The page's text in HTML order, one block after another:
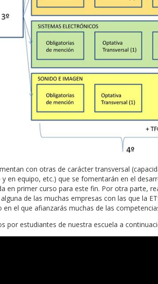
con otras de carácter transversal
en equipo, etc.) que se fomentarán en el
en primer curso para este fin. Por otra parte,
de las muchas empresas con las que la
el que afianzarás muchas de las
por estudiantes de nuestra escuela a